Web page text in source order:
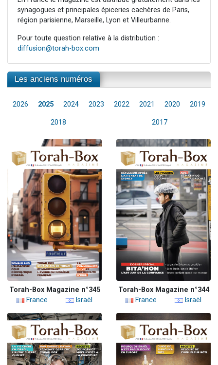
synagogues et principales épiceries cachères de Paris,
région parisienne, Marseille, Lyon et Villeurbanne.
Pour toute question relative à la distribution :
diffusion@torah-box.com
Les anciens numéros
2026 2025 2024 2023 2022 2021 2020 2019
2018 2017
Torah-Box Magazine n°345
France
Israël
Torah-Box Magazine n°344
France
Israël